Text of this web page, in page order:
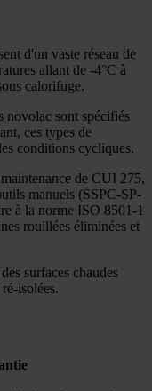
d'un vaste réseau de
allant de -4°C à
calorifuge.
novolac sont spécifiés
ces types de
conditions cycliques.
de CUI 275,
manuels (SSPC-SP-
à la norme ISO 8501-1
rouillées éliminées et
surfaces chaudes
isolées.